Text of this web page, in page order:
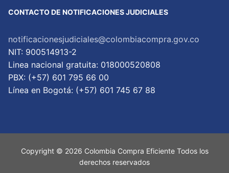
CONTACTO DE NOTIFICACIONES JUDICIALES
notificacionesjudiciales@colombiacompra.gov.co
NIT: 900514913-2
Linea nacional gratuita: 018000520808
PBX: (+57) 601 795 66 00
Lí­nea en Bogotá: (+57) 601 745 67 88
Copyright © 2026 Colombia Compra Eficiente Todos los
derechos reservados